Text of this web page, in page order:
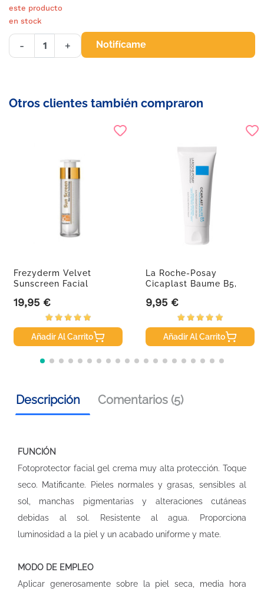
este producto
en stock
- + Notifícame
Otros clientes también compraron
Frezyderm Velvet
Sunscreen Facial
Precio
19,95 €
Añadir Al Carrito
La Roche-Posay
Cicaplast Baume B5,
Precio
9,95 €
Añadir Al Carrito
Descripción Comentarios (5)
FUNCIÓN
Fotoprotector facial gel crema muy alta protección. Toque
seco. Matificante. Pieles normales y grasas, sensibles al
sol, manchas pigmentarias y alteraciones cutáneas
debidas al sol. Resistente al agua. Proporciona
luminosidad a la piel y un acabado uniforme y mate.
MODO DE EMPLEO
Aplicar generosamente sobre la piel seca, media hora